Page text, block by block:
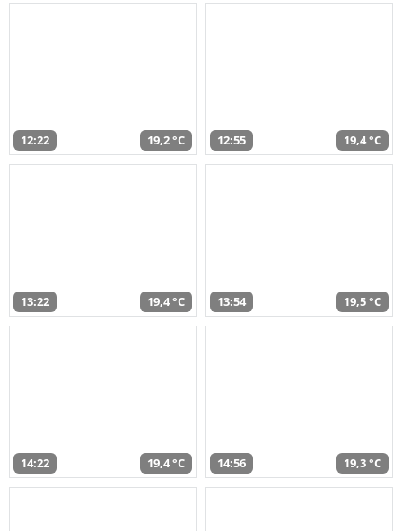
12:22 19,2 °C 12:55 19,4 °C
13:22 19,4 °C 13:54 19,5 °C
14:22 19,4 °C 14:56 19,3 °C